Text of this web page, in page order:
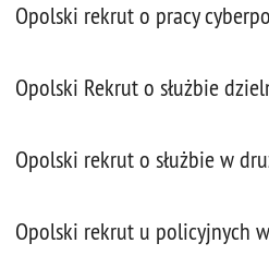
Opolski rekrut o pracy
Opolski Rekrut o służbie
Opolski rekrut o służbie w
Opolski rekrut u policyjnych